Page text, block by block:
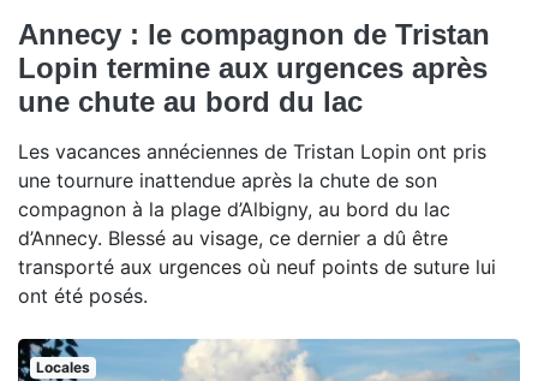
Annecy : le compagnon de Tristan
Lopin termine aux urgences après
une chute au bord du lac
Les vacances annéciennes de Tristan Lopin ont pris
une tournure inattendue après la chute de son
compagnon à la plage d’Albigny, au bord du lac
d’Annecy. Blessé au visage, ce dernier a dû être
transporté aux urgences où neuf points de suture lui
ont été posés.
Locales